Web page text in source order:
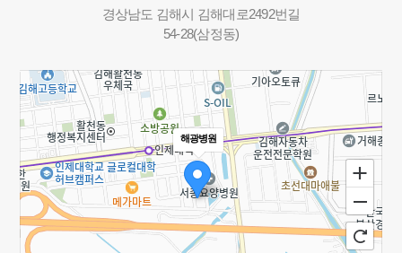
해 주신 모든 보호자분들께 진심
으로 감사드리며,앞으로도 환자
복을 위해 최선을 다하겠습니다.
많은 가족분들이 가족교육에 감
사한 마음을 표해주셨습니다."가
족에게 도움이 되는 강의 감사합
니다.""병원에서 모든 것이 잘 이
루어지는 것 같아서 감사드립니
다.""알찬교육이었습니다.""의사
선생님의 모든 강의 내용이 도움
이 되었고,이런 교육 준비해주신
모든 선생님께 감사드립니다.""불
고,자신만의 방식으로 생각과 감
정을 표현할 수 있는 시간을 만들
어떤 멋진 작품들이 탄생할지 많
은 기대 부탁드립니다! 🎨🐟
경상남도 김해시 김해대로2492번길
54-28(삼정동)
해광병원